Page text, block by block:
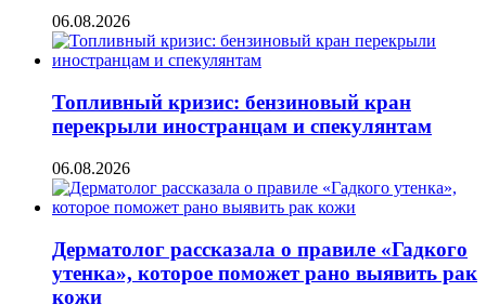
06.08.2026
Топливный кризис: бензиновый кран
перекрыли иностранцам и спекулянтам
06.08.2026
Дерматолог рассказала о правиле «Гадкого
утенка», которое поможет рано выявить рак
кожи